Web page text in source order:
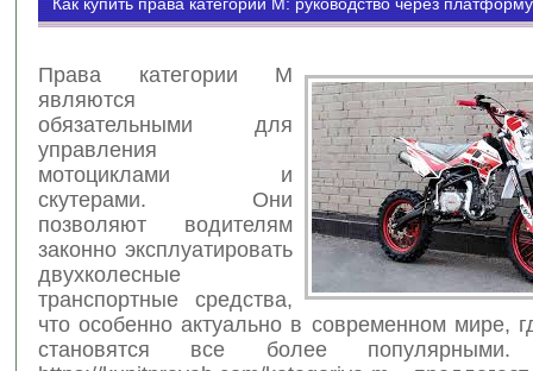
Права категории M
являются
обязательными для
управления
мотоциклами и
скутерами. Они
позволяют водителям
законно эксплуатировать
двухколесные
транспортные средства,
что особенно актуально в современном мире,
становятся все более популярными.